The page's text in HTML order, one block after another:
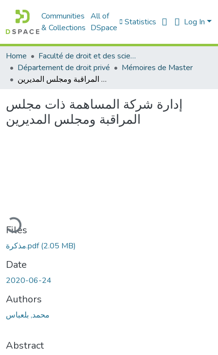
Communities
& Collections
All of
DSpace
Statistics Log In
Home
Faculté de droit et des sciences politiques
Département de droit privé
Mémoires de Master
إدارة شركة المساهمة ذات مجلس المراقبة ومجلس المديرين
إدارة شركة المساهمة ذات مجلس
المراقبة ومجلس المديرين
Files
مذكرة.pdf(2.05 MB)
Date
2020-06-24
Authors
محمد, بلعباس
Abstract